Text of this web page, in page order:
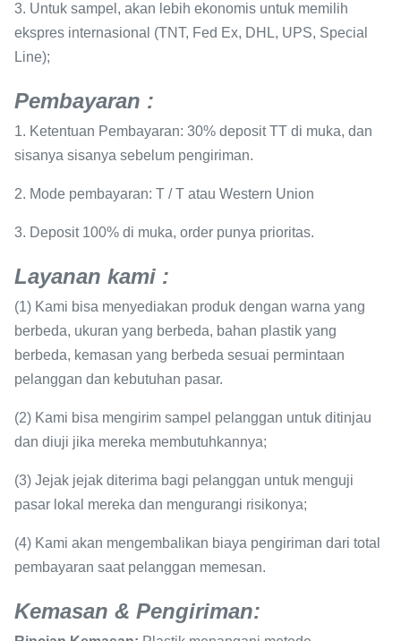
3. Untuk sampel, akan lebih ekonomis untuk memilih
ekspres internasional (TNT, Fed Ex, DHL, UPS, Special
Line);
Pembayaran :
1. Ketentuan Pembayaran: 30% deposit TT di muka, dan
sisanya sisanya sebelum pengiriman.
2. Mode pembayaran: T / T atau Western Union
3. Deposit 100% di muka, order punya prioritas.
Layanan kami :
(1) Kami bisa menyediakan produk dengan warna yang
berbeda, ukuran yang berbeda, bahan plastik yang
berbeda, kemasan yang berbeda sesuai permintaan
pelanggan dan kebutuhan pasar.
(2) Kami bisa mengirim sampel pelanggan untuk ditinjau
dan diuji jika mereka membutuhkannya;
(3) Jejak jejak diterima bagi pelanggan untuk menguji
pasar lokal mereka dan mengurangi risikonya;
(4) Kami akan mengembalikan biaya pengiriman dari total
pembayaran saat pelanggan memesan.
Kemasan & Pengiriman: